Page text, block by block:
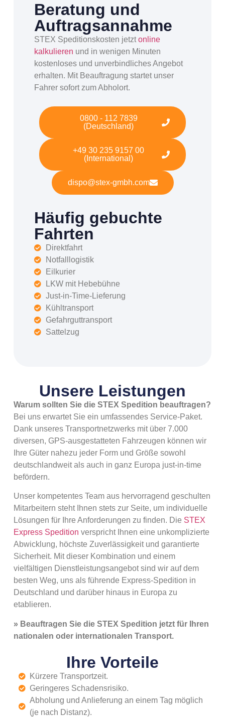
Unsere Leistungen
Warum sollten Sie die STEX Spedition beauftragen?
Bei uns erwartet Sie ein umfassendes Service-Paket.
Dank unseres Transportnetzwerks mit über 7.000
diversen, GPS-ausgestatteten Fahrzeugen können wir
Ihre Güter nahezu jeder Form und Größe sowohl
deutschlandweit als auch in ganz Europa just-in-time
befördern.
Unser kompetentes Team aus hervorragend geschulten
Mitarbeitern steht Ihnen stets zur Seite, um individuelle
Lösungen für Ihre Anforderungen zu finden. Die STEX
Express Spedition verspricht Ihnen eine unkomplizierte
Abwicklung, höchste Zuverlässigkeit und garantierte
Sicherheit. Mit dieser Kombination und einem
vielfältigen Dienstleistungsangebot sind wir auf dem
besten Weg, uns als führende Express-Spedition in
Deutschland und darüber hinaus in Europa zu
etablieren.
» Beauftragen Sie die STEX Spedition jetzt für Ihren
nationalen oder internationalen Transport.
Ihre Vorteile
Kürzere Transportzeit.
Geringeres Schadensrisiko.
Abholung und Anlieferung an einem Tag möglich
(je nach Distanz).
Beratung und
Auftragsannahme
STEX Speditionskosten jetztonline
kalkulieren und in wenigen Minuten
kostenloses und unverbindliches Angebot
erhalten. Mit Beauftragung startet unser
Fahrer sofort zum Abholort.
0800 - 112 7839
(Deutschland)
+49 30 235 9157 00
(International)
dispo@stex-gmbh.com
Häufig gebuchte
Fahrten
Direktfahrt
Notfalllogistik
Eilkurier
LKW mit Hebebühne
Just-in-Time-Lieferung
Kühltransport
Gefahrguttransport
Sattelzug